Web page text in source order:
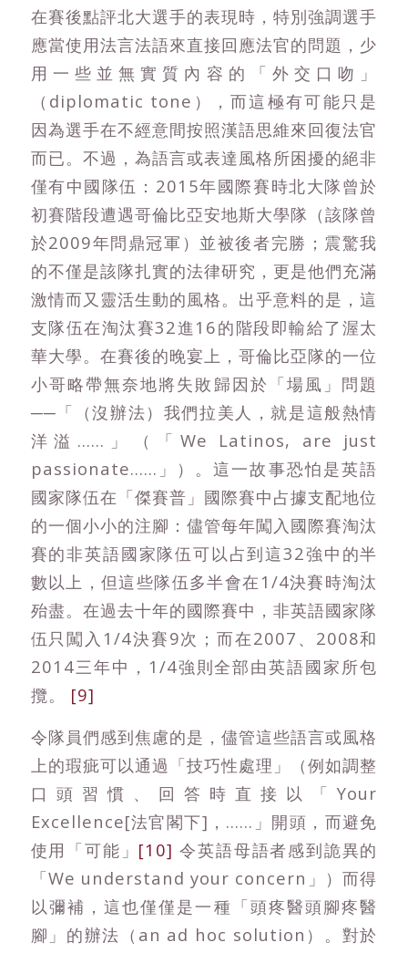
在賽後點評北大選手的表現時，特別強調選手
應當使用法言法語來直接回應法官的問題，少
用一些並無實質內容的「外交口吻」
（diplomatic tone），而這極有可能只是
因為選手在不經意間按照漢語思維來回復法官
而已。不過，為語言或表達風格所困擾的絕非
僅有中國隊伍：2015年國際賽時北大隊曾於
初賽階段遭遇哥倫比亞安地斯大學隊（該隊曾
於2009年問鼎冠軍）並被後者完勝；震驚我
的不僅是該隊扎實的法律研究，更是他們充滿
激情而又靈活生動的風格。出乎意料的是，這
支隊伍在淘汰賽32進16的階段即輸給了渥太
華大學。在賽後的晚宴上，哥倫比亞隊的一位
小哥略帶無奈地將失敗歸因於「場風」問題
──「（沒辦法）我們拉美人，就是這般熱情
洋溢……」（「We Latinos, are just
passionate……」）。這一故事恐怕是英語
國家隊伍在「傑賽普」國際賽中占據支配地位
的一個小小的注腳：儘管每年闖入國際賽淘汰
賽的非英語國家隊伍可以占到這32強中的半
數以上，但這些隊伍多半會在1/4決賽時淘汰
殆盡。在過去十年的國際賽中，非英語國家隊
伍只闖入1/4決賽9次；而在2007、2008和
2014三年中，1/4強則全部由英語國家所包
攬。 [9]
令隊員們感到焦慮的是，儘管這些語言或風格
上的瑕疵可以通過「技巧性處理」（例如調整
口頭習慣、回答時直接以「Your
Excellence[法官閣下]，……」開頭，而避免
使用「可能」 [10] 令英語母語者感到詭異的
「We understand your concern」）而得
以彌補，這也僅僅是一種「頭疼醫頭腳疼醫
腳」的辦法（an ad hoc solution）。對於